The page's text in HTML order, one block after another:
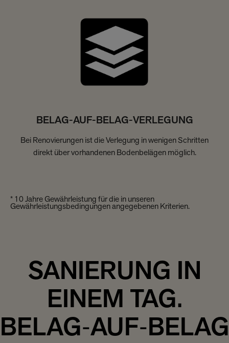
BELAG-AUF-BELAG-VERLEGUNG
Bei Renovierungen ist die Verlegung in wenigen Schritten
direkt über vorhandenen Bodenbelägen möglich.
* 10 Jahre Gewährleistung für die in unseren
Gewährleistungsbedingungen angegebenen Kriterien.
SANIERUNG IN
EINEM TAG.